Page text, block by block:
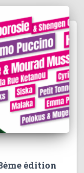
édition